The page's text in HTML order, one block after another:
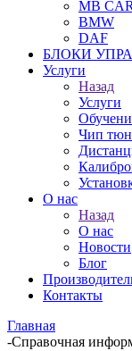
MB
BMW
DAF
БЛОКИ
Услуги
Назад
Услуги
Чип
О нас
Назад
О нас
Новости
Блог
Контакты
Главная
-Справочная